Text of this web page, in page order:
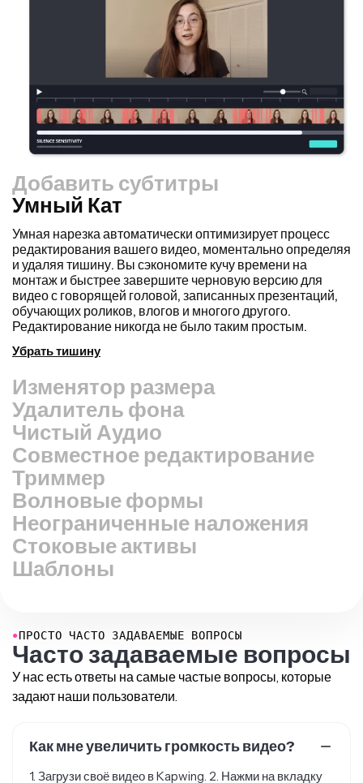
Добавить субтитры
Умный Кат
Изменятор размера
Перерабатывайте видео быстрее и делайте их более
профессиональными с помощью нашей функции Resize
Canvas! Всего за несколько кликов вы можете взять
одно видео и настроить его под нужный размер для
любой платформы, будь то TikTok, YouTube, Instagram,
Twitter, Linkedin или что-либо еще.
Изменить размер видео
Удалитель фона
Чистый Аудио
Совместное редактирование
Триммер
Волновые формы
Неограниченные наложения
Стоковые активы
Шаблоны
Часто задаваемые вопросы
У нас есть ответы на самые частые вопросы, которые
задают наши пользователи.
«Audio» в левой боковой панели. 3. Используй